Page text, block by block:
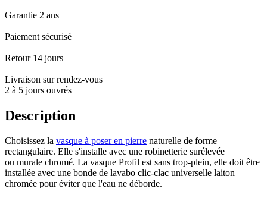
Garantie 2 ans
Paiement sécurisé
Retour 14 jours
Livraison sur rendez-vous
2 à 5 jours ouvrés
Description
Choisissez la vasque à poser en pierre naturelle de forme
rectangulaire. Elle s'installe avec une robinetterie surélevée
ou murale chromé. La vasque Profil est sans trop-plein, elle doit être
installée avec une bonde de lavabo clic-clac universelle laiton
chromée pour éviter que l'eau ne déborde.